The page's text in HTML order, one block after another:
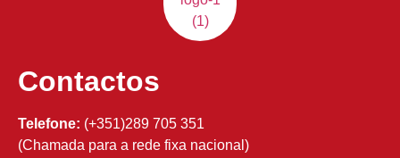
Contactos
Telefone: (+351)289 705 351
(Chamada para a rede fixa nacional)